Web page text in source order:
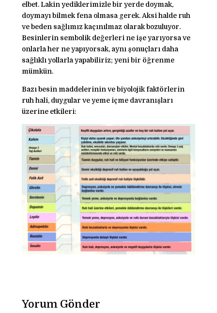
elbet. Lakin yediklerimizle bir yerde doymak,
doymayı bilmek fena olmasa gerek. Aksi halde ruh
ve beden sağlımız kaçınılmaz olarak bozuluyor.
Besinlerin sembolik değerleri ne işe yarıyorsa ve
onlarla her ne yapıyorsak, aynı şonuçları daha
sağlıklı yollarla yapabiliriz; yeni bir öğrenme
mümkün.
Bazı besin maddelerinin ve biyolojik faktörlerin
ruh hali, duygular ve yeme içme davranışları
üzerine etkileri:
Yorum Gönder